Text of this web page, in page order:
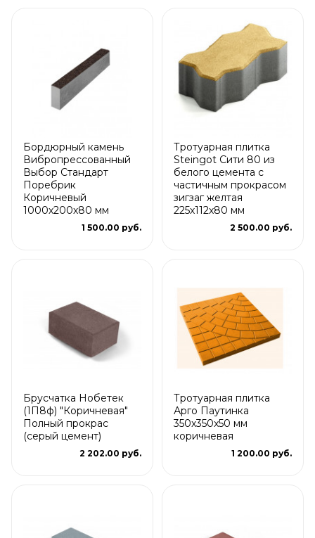
Бордюрный камень
Вибропрессованный
Выбор Стандарт
Поребрик
Коричневый
1000х200х80 мм
1 500.00 руб.
Тротуарная плитка
Steingot Сити 80 из
белого цемента с
частичным прокрасом
зигзаг желтая
225х112х80 мм
2 500.00 руб.
Брусчатка Нобетек
(1П8ф) "Коричневая"
Полный прокрас
(серый цемент)
2 202.00 руб.
Тротуарная плитка
Арго Паутинка
350x350x50 мм
коричневая
1 200.00 руб.